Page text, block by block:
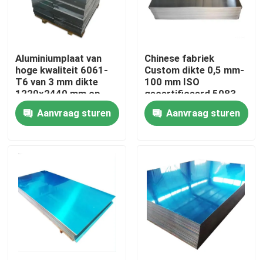
Over ons
Fabriekstocht
Kwaliteitscontrole
Nieuws
Vraag een offerte
Aluminiumplaat van
hoge kwaliteit 6061-
T6 van 3 mm dikte
1220x2440 mm op
maat gesneden voor
industriële toepassing
in de luchtvaart
Aanvraag sturen
Chinese fabriek
Custom dikte 0,5 mm-
100 mm ISO
gecertificeerd 5083
H111 legering 1060
Pure aluminium plaat
Aanvraag sturen